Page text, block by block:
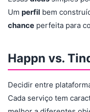
Um perfil bem
chance perfeita para
Happn vs.
Decidir entre
Cada serviço tem